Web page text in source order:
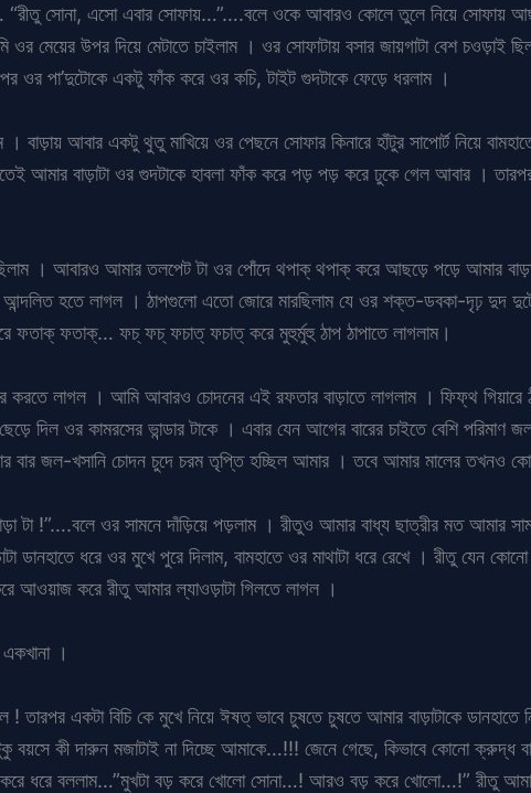
সোনা, এসো এবার সোফায়…”….বলে ওকে আবারও কোলে তুলে নিয়ে সোফায়
উপর দিয়ে মেটাতে চাইলাম । ওর সোফাটায় বসার জায়গাটা বেশ চওড়াই
ওর পা’দুটোকে একটু ফাঁক করে ওর কচি, টাইট গুদটাকে ফেড়ে ধরলাম ।
আবার একটু থুতু মাখিয়ে ওর পেছনে সোফার কিনারে হাঁটুর সাপোর্ট নিয়ে
আমার বাড়াটা ওর গুদটাকে হাবলা ফাঁক করে পড় পড় করে ঢুকে গেল আবার ।
। আবারও আমার তলপেট টা ওর পোঁদে থপাক্ থপাক্ করে আছড়ে পড়ে আমার
আন্দলিত হতে লাগল । ঠাপগুলো এতো জোরে মারছিলাম যে ওর শক্ত-ডবকা-দৃঢ় দুদ
ফতাক্ ফতাক্… ফচ্ ফচ্ ফচাত্ ফচাত্ করে মুহুর্মুহু ঠাপ ঠাপাতে লাগলাম।
লাগল । আমি আবারও চোদনের এই রফতার বাড়াতে লাগলাম । ফিফ্থ গিয়ারে
দিল ওর কামরসের ভান্ডার টাকে । এবার যেন আগের বারের চাইতে বেশি
বার জল-খসানি চোদন চুদে চরম তৃপ্তি হচ্ছিল আমার । তবে আমার মালের তখনও
টা !”….বলে ওর সামনে দাঁড়িয়ে পড়লাম । রীতুও আমার বাধ্য ছাত্রীর মত আমার
ধরে ওর মুখে পুরে দিলাম, বামহাতে ওর মাথাটা ধরে রেখে । রীতু যেন
করে রীতু আমার ল্যাওড়াটা গিলতে লাগল ।
একখানা ।
! তারপর একটা বিচি কে মুখে নিয়ে ঈষত্ ভাবে চুষতে চুষতে আমার বাড়াটাকে
কী দারুন মজাটাই না দিচ্ছে আমাকে…!!! জেনে গেছে, কিভাবে কোনো ক্রুদ্ধ
করে ধরে বললাম…”মুখটা বড় করে খোলো সোনা…! আরও বড় করে খোলো…!” রীতু